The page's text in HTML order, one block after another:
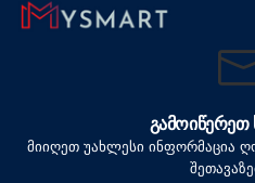
ᲒᲐᲛᲝᲘᲬᲔᲠᲔᲗ
მიიღეთ უახლესი ინფორმაცია